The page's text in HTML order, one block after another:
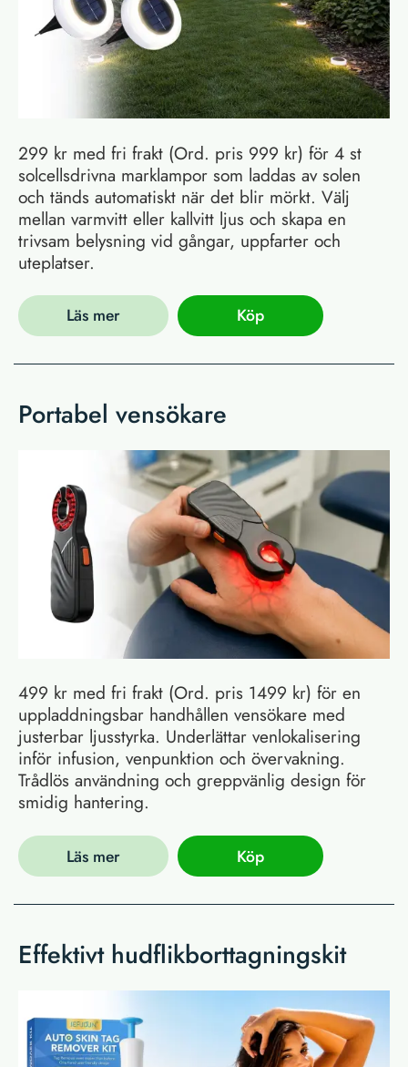
299 kr med fri frakt (Ord. pris 999 kr) för 4 st
solcellsdrivna marklampor som laddas av solen
och tänds automatiskt när det blir mörkt. Välj
mellan varmvitt eller kallvitt ljus och skapa en
trivsam belysning vid gångar, uppfarter och
uteplatser.
Läs mer Köp
Portabel vensökare
499 kr med fri frakt (Ord. pris 1499 kr) för en
uppladdningsbar handhållen vensökare med
justerbar ljusstyrka. Underlättar venlokalisering
inför infusion, venpunktion och övervakning.
Trådlös användning och greppvänlig design för
smidig hantering.
Läs mer Köp
Effektivt hudflikborttagningskit